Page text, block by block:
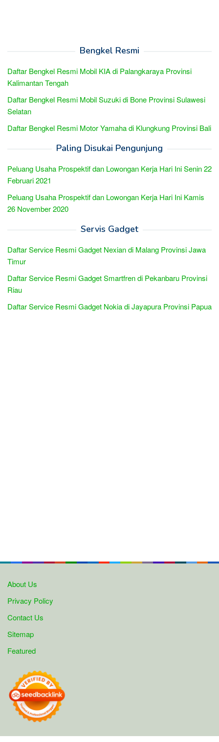
Bengkel Resmi
Daftar Bengkel Resmi Mobil KIA di Palangkaraya Provinsi
Kalimantan Tengah
Daftar Bengkel Resmi Mobil Suzuki di Bone Provinsi Sulawesi
Selatan
Daftar Bengkel Resmi Motor Yamaha di Klungkung Provinsi Bali
Paling Disukai Pengunjung
Peluang Usaha Prospektif dan Lowongan Kerja Hari Ini Senin 22
Februari 2021
Peluang Usaha Prospektif dan Lowongan Kerja Hari Ini Kamis
26 November 2020
Servis Gadget
Daftar Service Resmi Gadget Nexian di Malang Provinsi Jawa
Timur
Daftar Service Resmi Gadget Smartfren di Pekanbaru Provinsi
Riau
Daftar Service Resmi Gadget Nokia di Jayapura Provinsi Papua
About Us
Privacy Policy
Contact Us
Sitemap
Featured